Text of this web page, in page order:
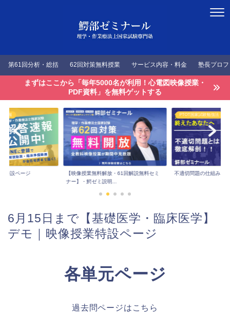
第61回分析・総括 62回対策無料授業 サービス内容・料金 塾長プロ
まずはここから「毎年5000名が利用！心電図映像授業・
PDF資料」を無料ゲットする
速報
特設ページ
【映像授業無料解放・61回解説無料セミ
ナー】・鰐ゼミ説明...
PTOT国家試験勉強法
不適切問題の仕組みを
6月15日まで【基礎医学・臨床医学】
デモ｜映像授業特設ページ
各単元ページ
過去問ページはこちら